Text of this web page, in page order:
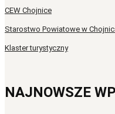
CEW Chojnice
Starostwo Powiatowe w
Klaster turystyczny
NAJNOWSZE